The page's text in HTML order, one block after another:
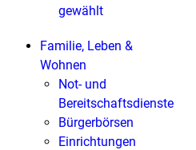
gewählt
Familie, Leben &
Wohnen
Not- und
Bereitschaftsdienste
Bürgerbörsen
Einrichtungen